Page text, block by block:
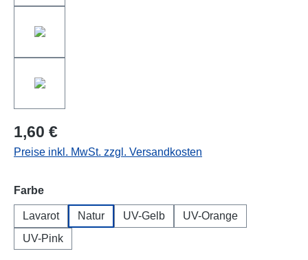
1,60 €
Preise inkl. MwSt. zzgl. Versandkosten
Farbeauswählen
Lavarot Natur UV-Gelb
UV-Orange
UV-Pink